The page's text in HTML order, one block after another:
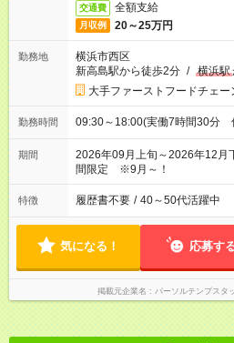
交通費 全額支給
月収例 20～25万円
勤務地
横浜市西区
新高島駅から徒歩2分 / 横浜駅
大手ファーストフードチェー
勤務時間 09:30～18:00(実働7時間30分
期間
2026年09月上旬～2026年12
間限定 ※9月～！
特徴 履歴書不要 / 40～50代活躍中
気になる！ 応募す
掲載元企業名 パーソルテンプスタ